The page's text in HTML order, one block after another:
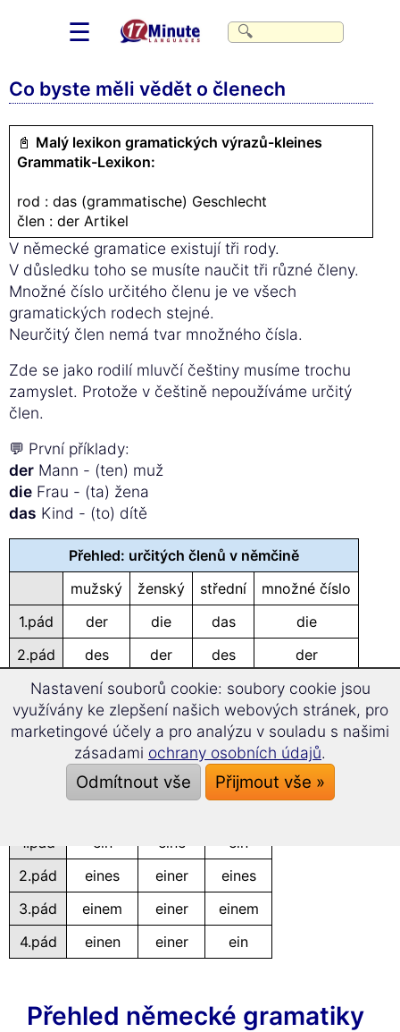
☰
Co byste měli vědět o členech
📓 Malý lexikon gramatických výrazů-kleines
Grammatik-Lexikon:
rod : das (grammatische) Geschlecht
člen : der Artikel
V německé gramatice existují tři rody.
V důsledku toho se musíte naučit tři různé členy.
Množné číslo určitého členu je ve všech
gramatických rodech stejné.
Neurčitý člen nemá tvar množného čísla.
Zde se jako rodilí mluvčí češtiny musíme trochu
zamyslet. Protože v češtině nepoužíváme určitý
člen.
💬 První příklady:
der Mann - (ten) muž
die Frau - (ta) žena
das Kind - (to) dítě
Přehled: určitých členů v němčině
mužský
ženský střední
množné číslo
1.pád
der die das
die
2.pád
des der des
der
3.pád
dem der dem
den
4.pád
den die das die
Přehled: neurčitých členů v němčině
1.pád
ein eine
ein
2.pád
eines einer
eines
3.pád
einem einer
einem
4.pád
einen einer ein
Přehled německé gramatiky
Nastavení souborů cookie: soubory cookie jsou
využívány ke zlepšení našich webových stránek, pro
marketingové účely a pro analýzu v souladu s našimi
zásadami ochrany osobních údajů.
Odmítnout vše Přijmout vše »